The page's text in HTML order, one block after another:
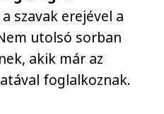
szavak erejével a
utolsó sorban
akik már az
foglalkoznak.